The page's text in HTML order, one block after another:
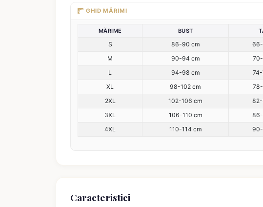
GHID MĂRIMI
MĂRIME BUST
S 86-90 cm
M
90-94 cm
L
94-98 cm
XL
98-102 cm
2XL
102-106 cm
3XL
106-110 cm
4XL
110-114 cm
Caracteristici